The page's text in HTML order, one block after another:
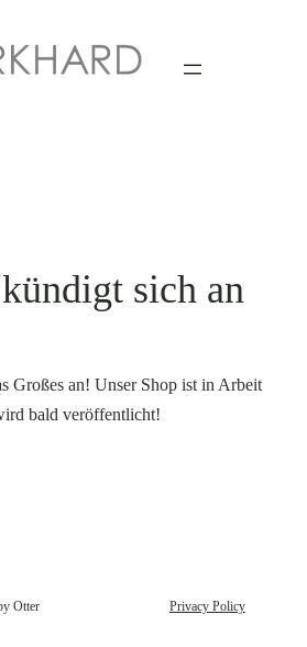
sich an
Großes an! Unser Shop ist in Arbeit
bald veröffentlicht!
Otter Privacy Policy